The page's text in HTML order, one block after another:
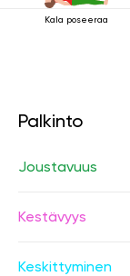
Kala poseeraa
Palkinto
Joustavuus
Kestävyys
Keskittyminen